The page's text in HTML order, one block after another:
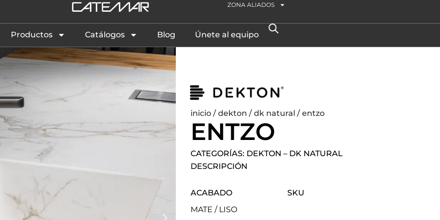
ZONA ALIADOS
Productos Catálogos Blog Únete al equipo
inicio /dekton /dk natural / entzo
ENTZO
CATEGORÍAS: DEKTON – DK NATURAL
DESCRIPCIÓN
ACABADO
MATE / LISO
SKU